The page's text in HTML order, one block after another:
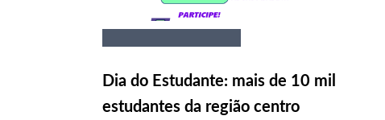
Dia do Estudante: mais de 10 mil
estudantes da região centro